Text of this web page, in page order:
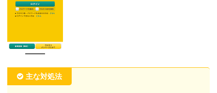
主な対処法